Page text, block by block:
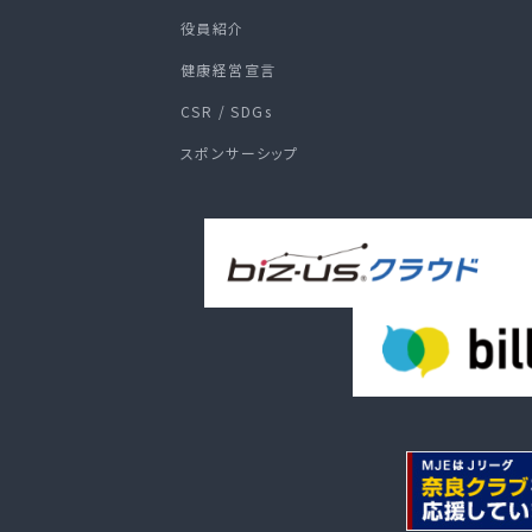
役員紹介
健康経営宣言
CSR / SDGs
スポンサーシップ